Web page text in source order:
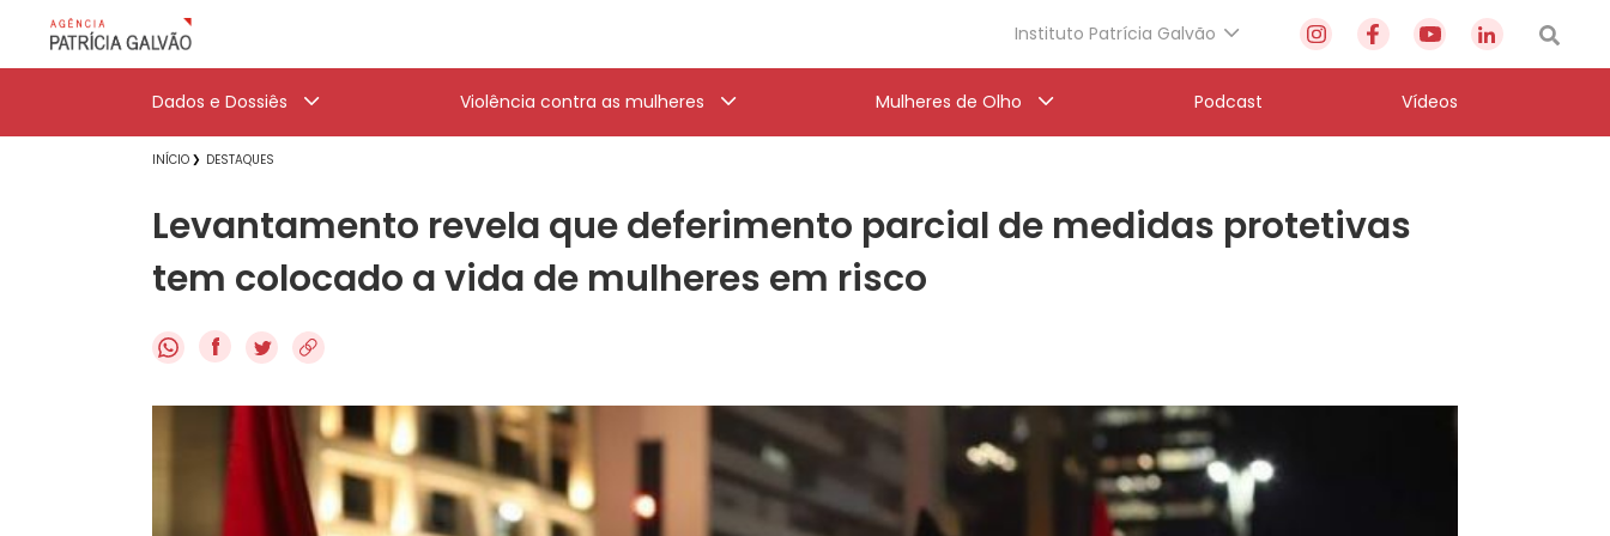
Instituto Patrícia Galvão
Dados e Dossiês Violência contra as mulheres Mulheres de Olho Podcast Vídeos
INÍCIO DESTAQUES
Levantamento revela que deferimento parcial de medidas protetivas
tem colocado a vida de mulheres em risco
f